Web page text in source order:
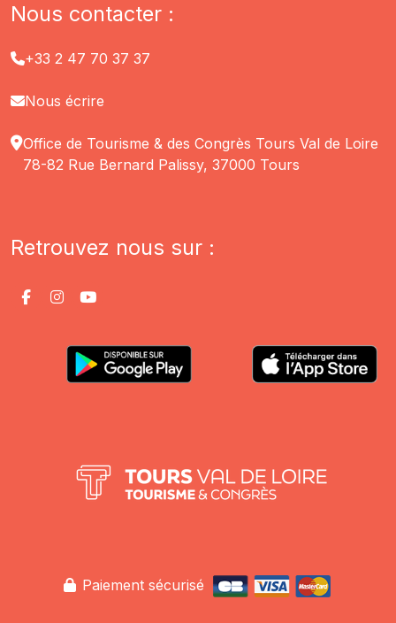
Nous contacter :
+33 2 47 70 37 37
Nous écrire
Office de Tourisme & des Congrès Tours Val de Loire
78-82 Rue Bernard Palissy, 37000 Tours
Retrouvez nous sur :
Paiement sécurisé